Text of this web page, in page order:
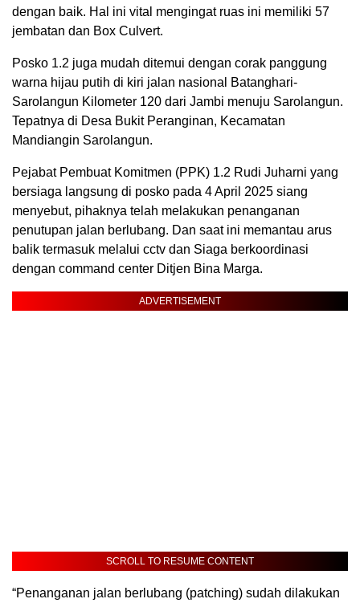
dengan baik. Hal ini vital mengingat ruas ini memiliki 57
jembatan dan Box Culvert.
Posko 1.2 juga mudah ditemui dengan corak panggung
warna hijau putih di kiri jalan nasional Batanghari-
Sarolangun Kilometer 120 dari Jambi menuju Sarolangun.
Tepatnya di Desa Bukit Peranginan, Kecamatan
Mandiangin Sarolangun.
Pejabat Pembuat Komitmen (PPK) 1.2 Rudi Juharni yang
bersiaga langsung di posko pada 4 April 2025 siang
menyebut, pihaknya telah melakukan penanganan
penutupan jalan berlubang. Dan saat ini memantau arus
balik termasuk melalui cctv dan Siaga berkoordinasi
dengan command center Ditjen Bina Marga.
ADVERTISEMENT
SCROLL TO RESUME CONTENT
“Penanganan jalan berlubang (patching) sudah dilakukan